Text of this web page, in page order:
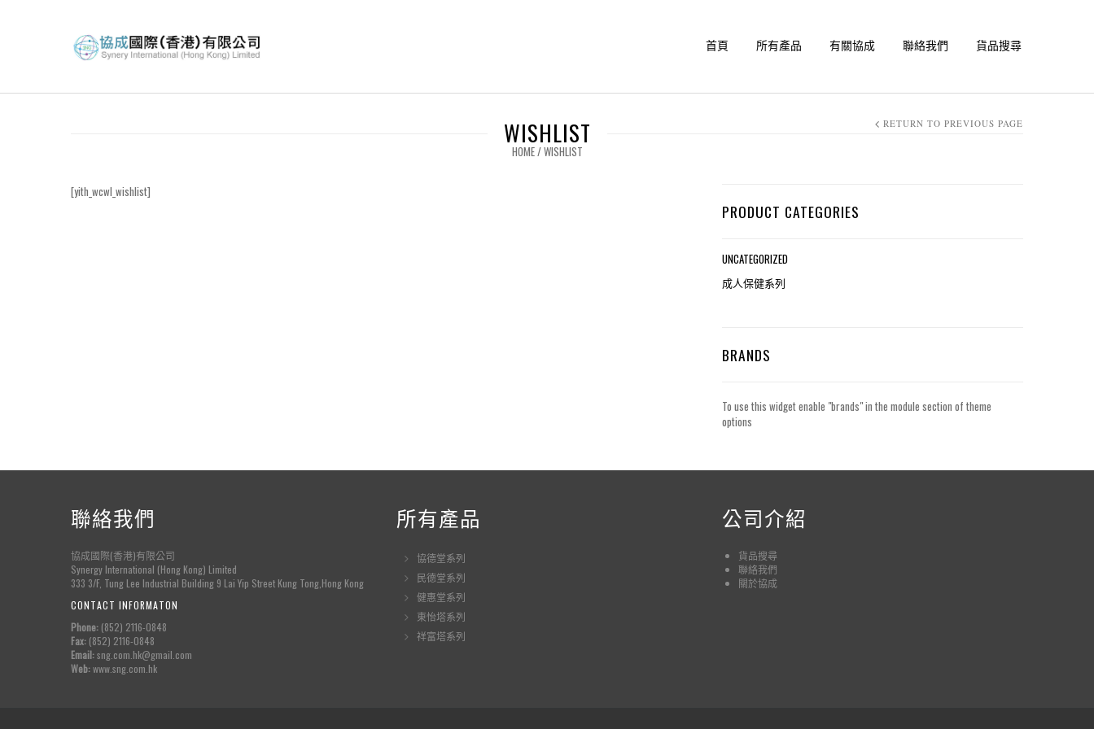
首頁 所有產品 有關協成 聯絡我們 貨品搜尋
WISHLIST
HOME/WISHLIST
RETURN TO PREVIOUS PAGE
[yith_wcwl_wishlist]
PRODUCT CATEGORIES
UNCATEGORIZED
成人保健系列
BRANDS
To use this widget enable "brands" in the module section of theme
options
聯絡我們
協成國際(香港)有限公司
Synergy International (Hong Kong) Limited
333 3/F, Tung Lee Industrial Building 9 Lai Yip Street Kung Tong,Hong Kong
CONTACT INFORMATON
Phone: (852) 2116-0848
Fax: (852) 2116-0848
Email:sng.com.hk@gmail.com
Web:www.sng.com.hk
所有產品
協德堂系列
民德堂系列
健惠堂系列
東怡塔系列
祥富塔系列
公司介紹
貨品搜尋
聯絡我們
關於協成